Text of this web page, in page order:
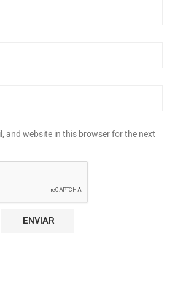
and website in this browser for the next